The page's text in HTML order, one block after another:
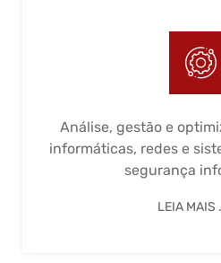
Análise, gestão e
informáticas, redes e
segurança
LEIA MAIS